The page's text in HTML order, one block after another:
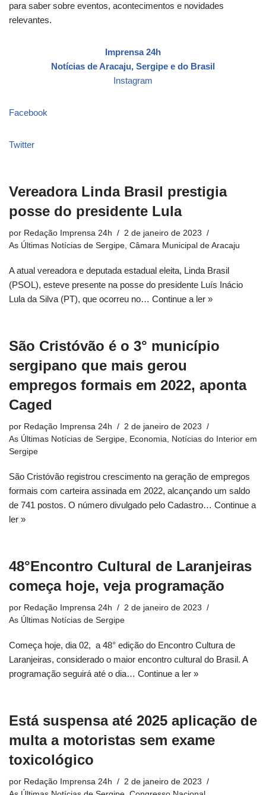
para saber sobre eventos, acontecimentos e novidades
relevantes.
Imprensa 24h
Notícias de Aracaju, Sergipe e do Brasil
Instagram
Facebook
Twitter
Vereadora Linda Brasil prestigia
posse do presidente Lula
por Redação Imprensa 24h
2 de janeiro de 2023
As Últimas Notícias de Sergipe, Câmara Municipal de Aracaju
A atual vereadora e deputada estadual eleita, Linda Brasil
(PSOL), esteve presente na posse do presidente Luís Inácio
Lula da Silva (PT), que ocorreu no… Continue a ler »
São Cristóvão é o 3° município
sergipano que mais gerou
empregos formais em 2022, aponta
Caged
por Redação Imprensa 24h
2 de janeiro de 2023
As Últimas Notícias de Sergipe, Economia, Notícias do Interior em
Sergipe
São Cristóvão registrou crescimento na geração de empregos
formais com carteira assinada em 2022, alcançando um saldo
de 741 postos. O número divulgado pelo Cadastro… Continue a
ler »
48°Encontro Cultural de Laranjeiras
começa hoje, veja programação
por Redação Imprensa 24h
2 de janeiro de 2023
As Últimas Notícias de Sergipe
Começa hoje, dia 02, a 48° edição do Encontro Cultura de
Laranjeiras, considerado o maior encontro cultural do Brasil. A
programação seguirá até o dia… Continue a ler »
Está suspensa até 2025 aplicação de
multa a motoristas sem exame
toxicológico
por Redação Imprensa 24h
2 de janeiro de 2023